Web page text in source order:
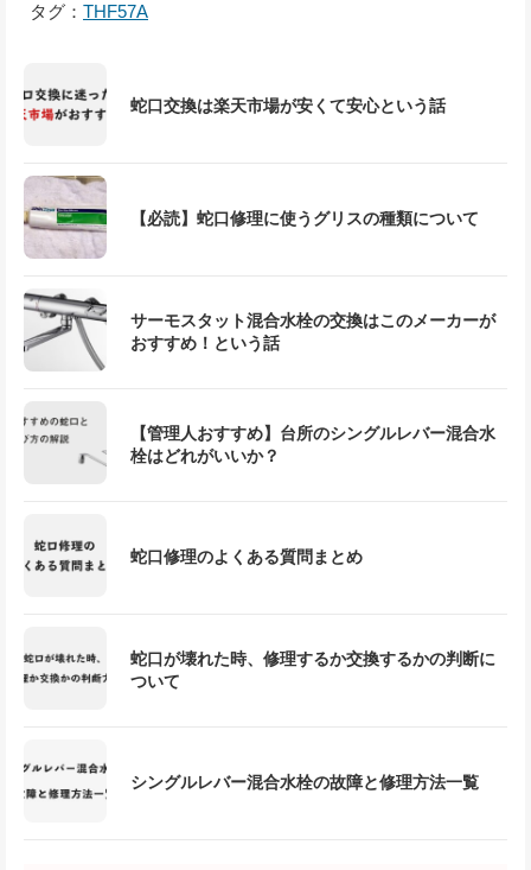
タグ： THF57A
蛇口交換は楽天市場が安くて安心という話
【必読】蛇口修理に使うグリスの種類について
サーモスタット混合水栓の交換はこのメーカーが
おすすめ！という話
【管理人おすすめ】台所のシングルレバー混合水
栓はどれがいいか？
蛇口修理のよくある質問まとめ
蛇口が壊れた時、修理するか交換するかの判断に
ついて
シングルレバー混合水栓の故障と修理方法一覧